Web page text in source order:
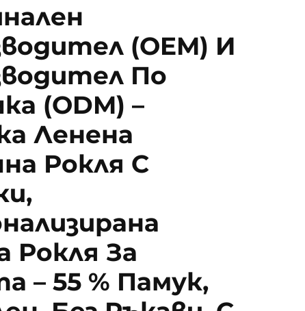
(OEM) И
По
(ODM) –
Ленена
Рокля С
Рокля За
– 55 % Памук,